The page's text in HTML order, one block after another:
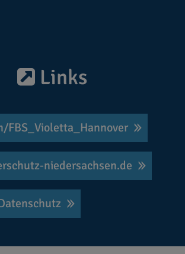
Links
FBS_Violetta_Hannover
niedersachsen.de